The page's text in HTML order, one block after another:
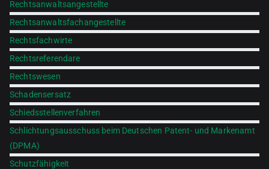
Rechtsanwaltsangestellte
Rechtsanwaltsfachangestellte
Rechtsfachwirte
Rechtsreferendare
Rechtswesen
Schadensersatz
Schiedsstellenverfahren
Schlichtungsausschuss beim Deutschen Patent- und Markenamt
(DPMA)
Schutzfähigkeit